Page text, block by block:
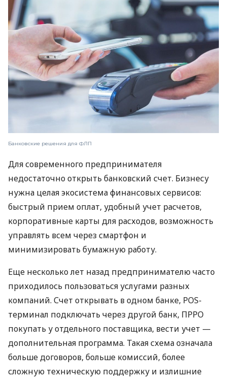
Банковские решения для ФЛП
Для современного предпринимателя
недостаточно открыть банковский счет. Бизнесу
нужна целая экосистема финансовых сервисов:
быстрый прием оплат, удобный учет расчетов,
корпоративные карты для расходов, возможность
управлять всем через смартфон и
минимизировать бумажную работу.
Еще несколько лет назад предпринимателю часто
приходилось пользоваться услугами разных
компаний. Счет открывать в одном банке, POS-
терминал подключать через другой банк, ПРРО
покупать у отдельного поставщика, вести учет —
дополнительная программа. Такая схема означала
больше договоров, больше комиссий, более
сложную техническую поддержку и излишние